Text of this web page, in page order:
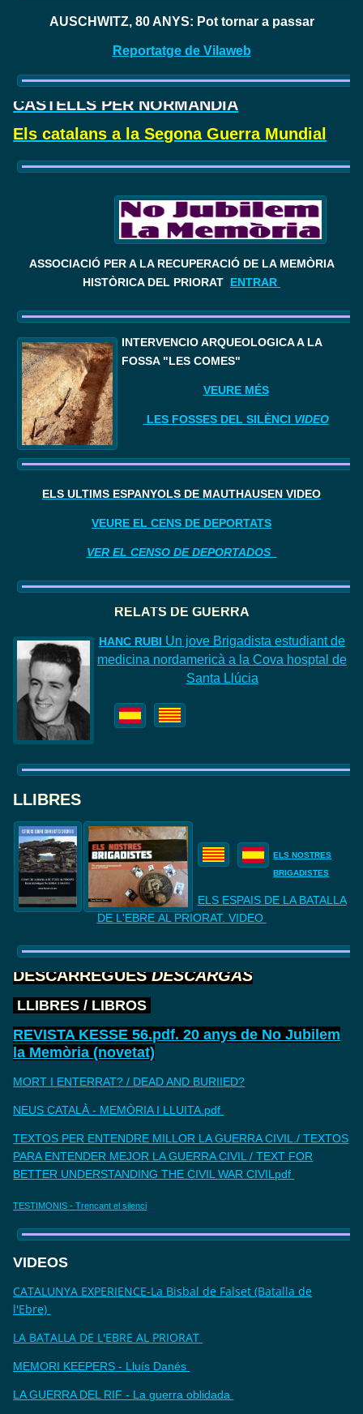
AUSCHWITZ, 80 ANYS: Pot tornar a passar
Reportatge de Vilaweb
CASTELLS PER NORMANDIA
Els catalans a la Segona Guerra Mundial
ASSOCIACIÓ PER A LA RECUPERACIÓ DE LA MEMÒRIA
HISTÒRICA DEL PRIORAT ENTRAR
INTERVENCIÓ ARQUEOLÒGICA A LA
FOSSA "LES COMES"
VEURE MÉS
LES FOSSES DEL SILÈNCI VIDEO
ELS ÚLTIMS ESPANYOLS DE MAUTHAUSEN VIDEO
VEURE EL CENS DE DEPORTATS
VER EL CENSO DE DEPORTADOS
RELATS DE GUERRA
HANC RUBI Un jove Brigadista estudiant de
medicina nordamericà a la Cova hosptal de
Santa Llúcia
LLIBRES
ELS NOSTRES
BRIGADISTES
ELS ESPAIS DE LA BATALLA
DE L'EBRE AL PRIORAT. VIDEO
DESCARREGUESDESCARGAS
LLIBRES / LIBROS
REVISTA KESSE 56.pdf. 20 anys de No Jubilem
la Memòria (novetat)
MORT I ENTERRAT? / DEAD AND BURIIED?
NEUS CATALÀ - MEMÒRIA I LLUITA.pdf
TEXTOS PER ENTENDRE MILLOR LA GUERRA CIVIL./ TEXTOS
PARA ENTENDER MEJOR LA GUERRA CIVIL / TEXT FOR
BETTER UNDERSTANDING THE CIVIL WAR CIVILpdf
TESTIMONIS - Trencant el silenci
VIDEOS
CATALUNYA EXPERIENCE-La Bisbal de Falset (Batalla de
l'Ebre)
LA BATALLA DE L'EBRE AL PRIORAT
MEMORI KEEPERS - Lluís Danés
LA GUERRA DEL RIF - La guerra oblidada